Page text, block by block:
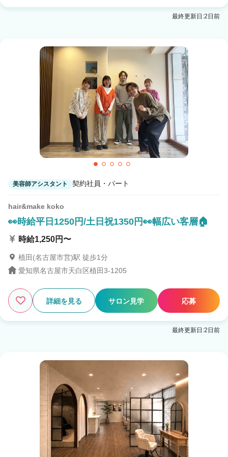
最終更新日:2日前
美容師アシスタント 契約社員・パート
hair&make koko
👀時給平日1250円/土日祝1350円👀幅広い客層🏠
時給1,250円〜
植田(名古屋市営)駅 徒歩1分
愛知県名古屋市天白区植田3-1205
詳細を見る サロン見学 応募
最終更新日:2日前